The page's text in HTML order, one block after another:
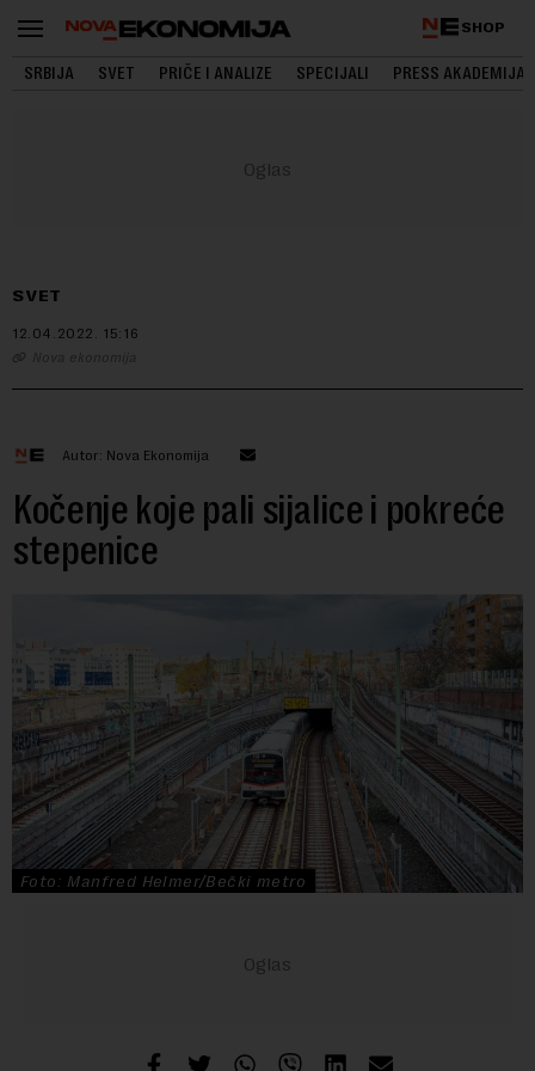
SHOP
SRBIJA SVET PRIČE I ANALIZE SPECIJALI PRESS AKADEMIJA
SVET
12.04.2022. 15:16
Nova ekonomija
Autor: Nova Ekonomija
Kočenje koje pali sijalice i pokreće
stepenice
Foto: Manfred Helmer/Bečki metro